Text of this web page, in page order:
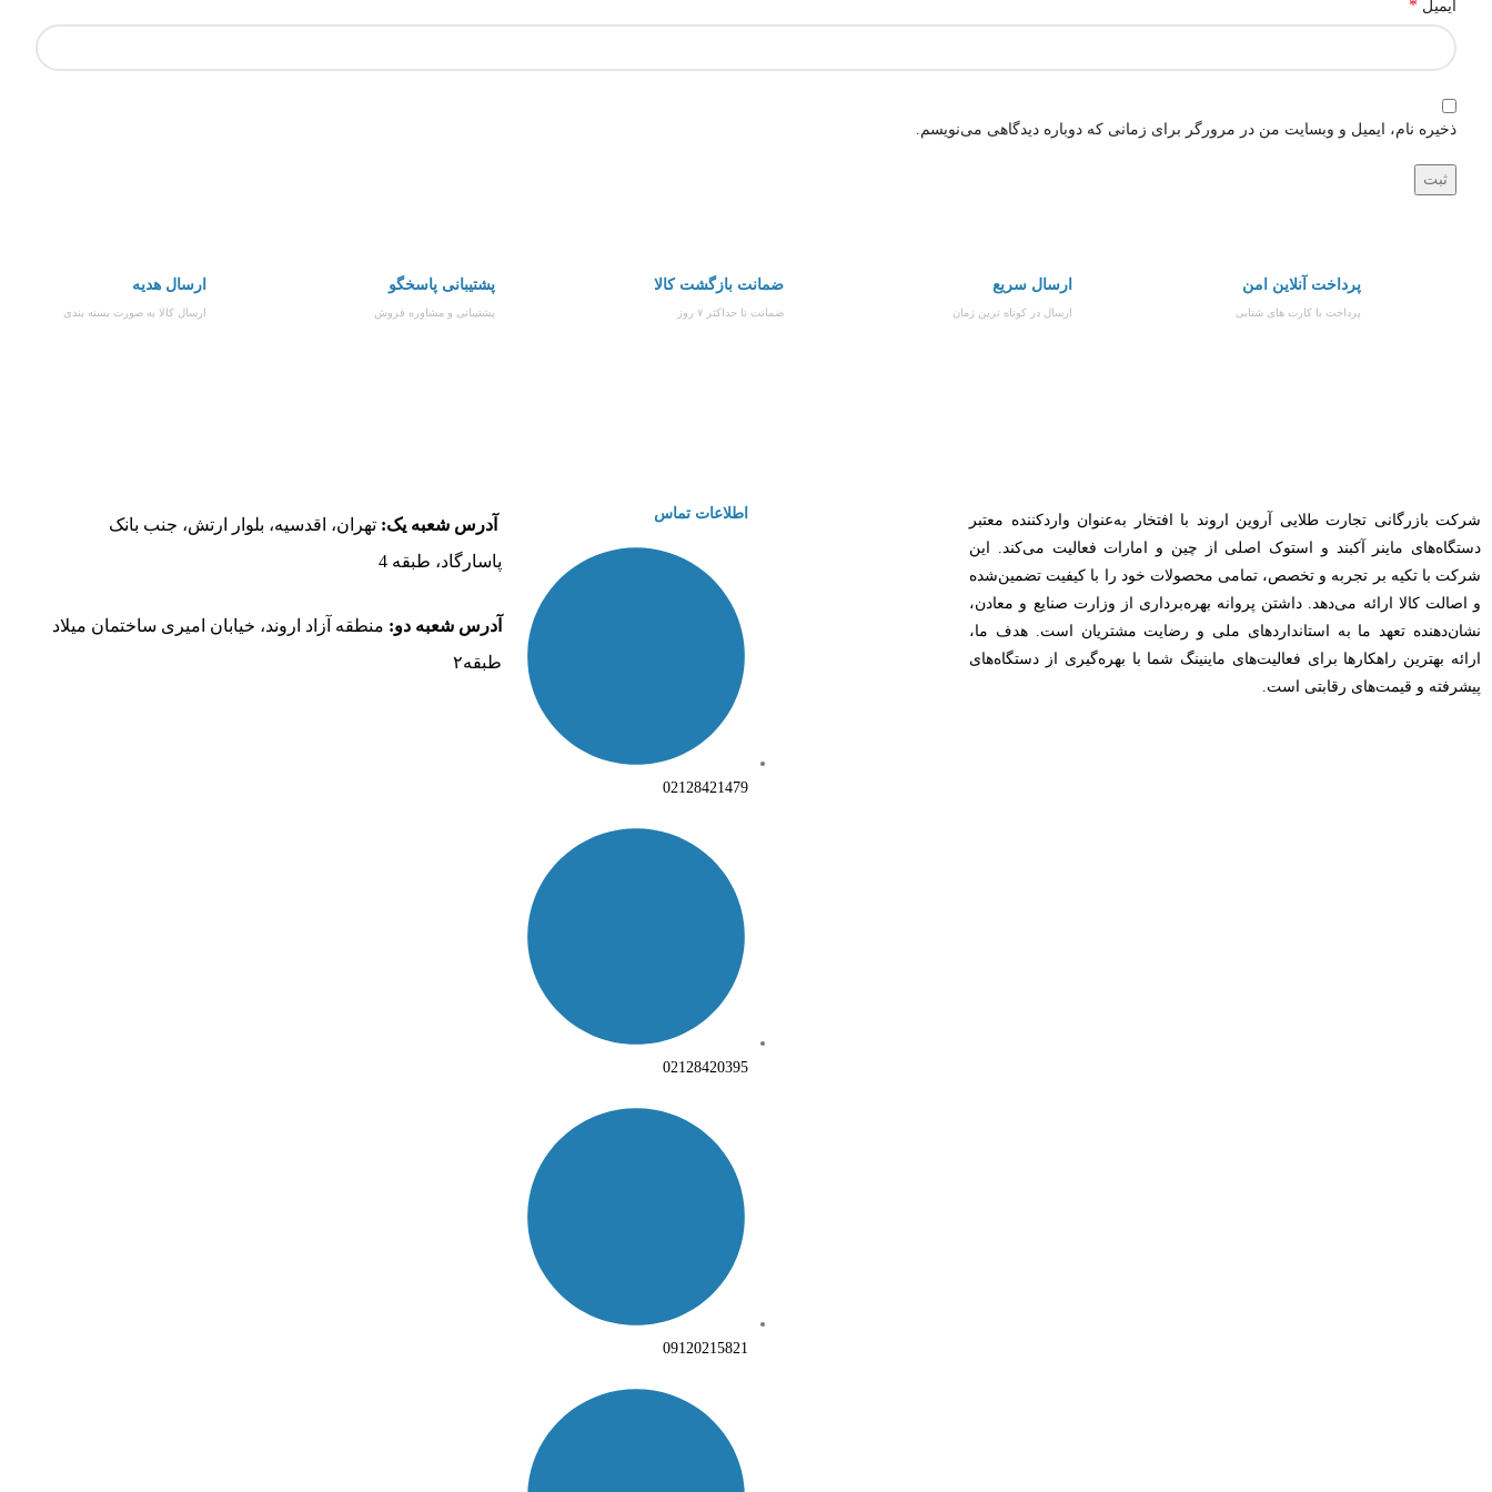
ایمیل *
ذخیره نام، ایمیل و وبسایت من در مرورگر برای زمانی که دوباره دیدگاهی می‌نویسم.
پرداخت آنلاین امن
پرداخت با کارت های شتابی
ارسال سریع
ارسال در کوتاه ترین زمان
ضمانت بازگشت کالا
ضمانت تا حداکثر ۷ روز
پشتیبانی پاسخگو
پشتیبانی و مشاوره فروش
ارسال هدیه
ارسال کالا به صورت بسته بندی
شرکت بازرگانی تجارت طلایی آروین اروند با افتخار به‌عنوان واردکننده معتبر
دستگاه‌های ماینر آکبند و استوک اصلی از چین و امارات فعالیت می‌کند. این
شرکت با تکیه بر تجربه و تخصص، تمامی محصولات خود را با کیفیت تضمین‌شده
و اصالت کالا ارائه می‌دهد. داشتن پروانه بهره‌برداری از وزارت صنایع و معادن،
نشان‌دهنده تعهد ما به استانداردهای ملی و رضایت مشتریان است. هدف ما،
ارائه بهترین راهکارها برای فعالیت‌های ماینینگ شما با بهره‌گیری از دستگاه‌های
پیشرفته و قیمت‌های رقابتی است.
اطلاعات تماس
02128421479
02128420395
09120215821
آدرس شعبه یک: تهران، اقدسیه، بلوار ارتش، جنب بانک
پاسارگاد، طبقه 4
آدرس شعبه دو: منطقه آزاد اروند، خیابان امیری ساختمان میلاد
طبقه۲